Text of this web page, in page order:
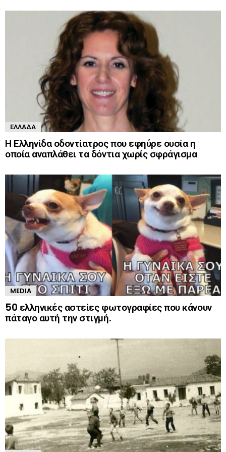
ΕΛΛΆΔΑ
Η Ελληνίδα οδοντίατρος που εφηύρε ουσία η
οποία αναπλάθει τα δόντια χωρίς σφράγισμα
MEDIA
50 ελληνικές αστείες φωτογραφίες που κάνουν
πάταγο αυτή την στιγμή.